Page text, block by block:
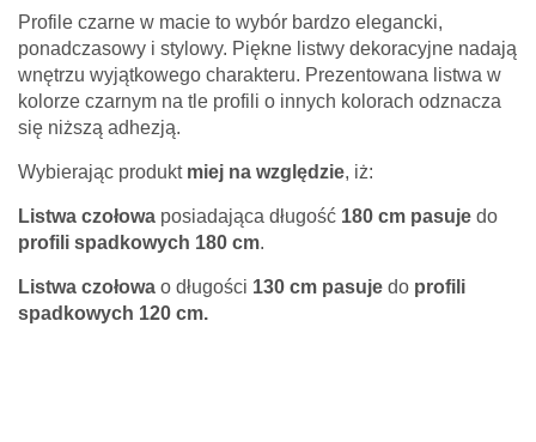
Profile czarne w macie to wybór bardzo elegancki,
ponadczasowy i stylowy. Piękne listwy dekoracyjne nadają
wnętrzu wyjątkowego charakteru. Prezentowana listwa w
kolorze czarnym na tle profili o innych kolorach odznacza
się niższą adhezją.
Wybierając produkt miej na względzie, iż:
Listwa czołowa posiadająca długość 180 cm pasuje do
profili spadkowych 180 cm.
Listwa czołowa o długości 130 cm pasuje do profili
spadkowych 120 cm.
Twoje imię *